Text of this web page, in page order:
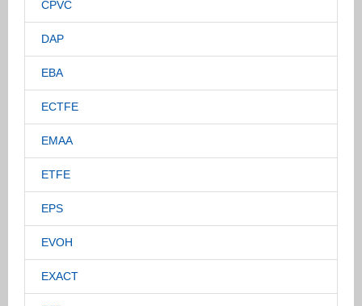
CPVC
DAP
EBA
ECTFE
EMAA
ETFE
EPS
EVOH
EXACT